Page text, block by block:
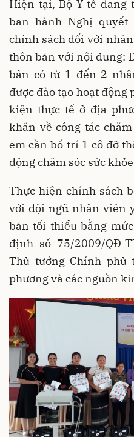
Hiện tại, Bộ Y tế
ban hành Nghị
chính sách đối với
thôn bản với nội dung:
bản có từ 1 đến 2
được đào tạo hoạt
kiện thực tế ở địa
khăn về công tác
em cần bố trí 1 cô đỡ
động chăm sóc sức
Thực hiện chính sách
với đội ngũ nhân viên
bản tối thiểu bằng
định số 75/2009/QĐ-
Thủ tướng Chính phủ
phương và các nguồn